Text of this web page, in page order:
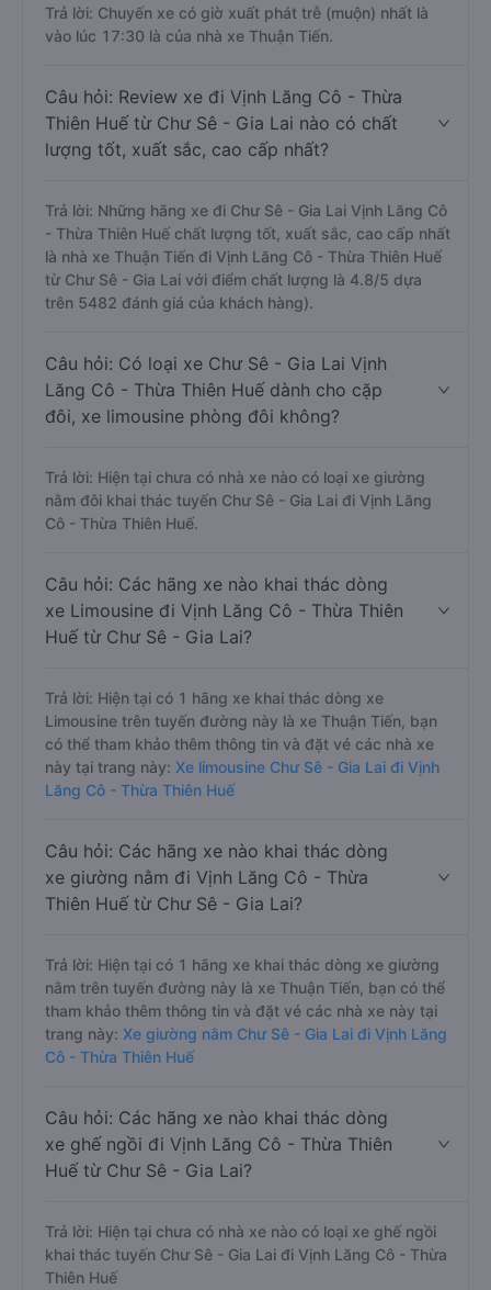
Trả lời: Chuyến xe có giờ xuất phát trễ (muộn) nhất là
vào lúc 17:30 là của nhà xe Thuận Tiến.
Câu hỏi: Review xe đi Vịnh Lăng Cô - Thừa
Thiên Huế từ Chư Sê - Gia Lai nào có chất
lượng tốt, xuất sắc, cao cấp nhất?
Trả lời: Những hãng xe đi Chư Sê - Gia Lai Vịnh Lăng Cô
- Thừa Thiên Huế chất lượng tốt, xuất sắc, cao cấp nhất
là nhà xe Thuận Tiến đi Vịnh Lăng Cô - Thừa Thiên Huế
từ Chư Sê - Gia Lai với điểm chất lượng là 4.8/5 dựa
trên 5482 đánh giá của khách hàng).
Câu hỏi: Có loại xe Chư Sê - Gia Lai Vịnh
Lăng Cô - Thừa Thiên Huế dành cho cặp
đôi, xe limousine phòng đôi không?
Trả lời: Hiện tại chưa có nhà xe nào có loại xe giường
nằm đôi khai thác tuyến Chư Sê - Gia Lai đi Vịnh Lăng
Cô - Thừa Thiên Huế.
Câu hỏi: Các hãng xe nào khai thác dòng
xe Limousine đi Vịnh Lăng Cô - Thừa Thiên
Huế từ Chư Sê - Gia Lai?
Trả lời: Hiện tại có 1 hãng xe khai thác dòng xe
Limousine trên tuyến đường này là xe Thuận Tiến, bạn
có thể tham khảo thêm thông tin và đặt vé các nhà xe
này tại trang này: Xe limousine Chư Sê - Gia Lai đi Vịnh
Lăng Cô - Thừa Thiên Huế
Câu hỏi: Các hãng xe nào khai thác dòng
xe giường nằm đi Vịnh Lăng Cô - Thừa
Thiên Huế từ Chư Sê - Gia Lai?
Trả lời: Hiện tại có 1 hãng xe khai thác dòng xe giường
nằm trên tuyến đường này là xe Thuận Tiến, bạn có thể
tham khảo thêm thông tin và đặt vé các nhà xe này tại
trang này: Xe giường nằm Chư Sê - Gia Lai đi Vịnh Lăng
Cô - Thừa Thiên Huế
Câu hỏi: Các hãng xe nào khai thác dòng
xe ghế ngồi đi Vịnh Lăng Cô - Thừa Thiên
Huế từ Chư Sê - Gia Lai?
Trả lời: Hiện tại chưa có nhà xe nào có loại xe ghế ngồi
khai thác tuyến Chư Sê - Gia Lai đi Vịnh Lăng Cô - Thừa
Thiên Huế